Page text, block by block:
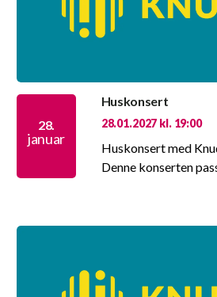
28.
januar
Huskonsert
28.01.2027 kl. 19:00
Huskonsert med
Denne konserten